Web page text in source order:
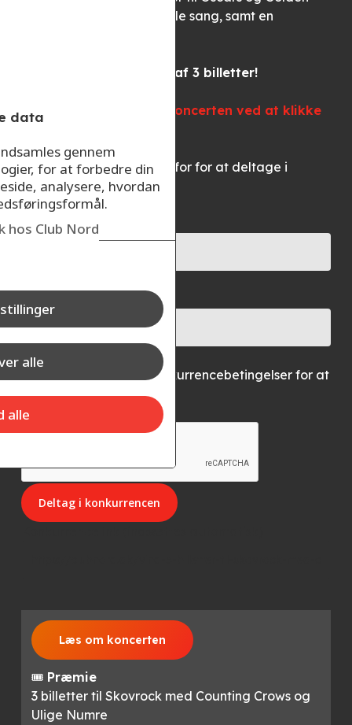
Globes for bedste originale sang, samt en
Vi trækkere en vindere af 3 billetter!
Du kan læse mere om koncerten ved at klikke
Udfyld formularen nedenfor for at deltage i
konkurrencen.
Dit navn*
Accepter vores konkurrencebetingelser for at
deltage
Læs om koncerten
🎟️ Præmie
3 billetter til Skovrock med Counting Crows og
Ulige Numre
data
gennem
for at forbedre din
analysere, hvordan
hos Club Nord
alle
alle